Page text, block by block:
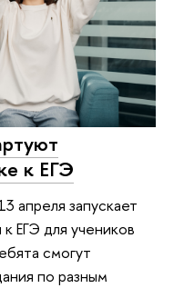
к ЕГЭ
запускает
ЕГЭ для учеников
смогут
по разным